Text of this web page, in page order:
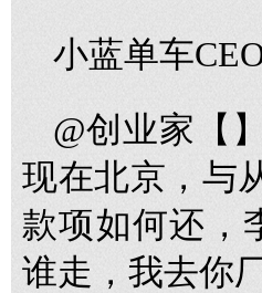
小蓝单车
@创业家【
现在北京，与
款项如何还，
谁走，我去你